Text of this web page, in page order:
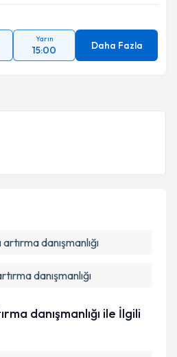
Yarın
15:00 Daha Fazla
artırma danışmanlığı
danışmanlığı
danışmanlığı ile İlgili